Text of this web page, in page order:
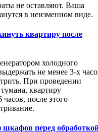
не оставляют. Ваша
в неизменном виде.
квартиру после
холодного
не менее 3-х
При проведении
квартиру
после этого
перед